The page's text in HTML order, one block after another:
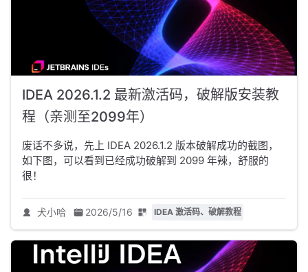
IDEA 2026.1.2 最新激活码，破解版安装教
程（亲测至2099年）
废话不多说，先上 IDEA 2026.1.2 版本破解成功的截图，
如下图，可以看到已经成功破解到 2099 年辣，舒服的
很！
犬小哈 2026/5/16 IDEA 激活码、破解教程